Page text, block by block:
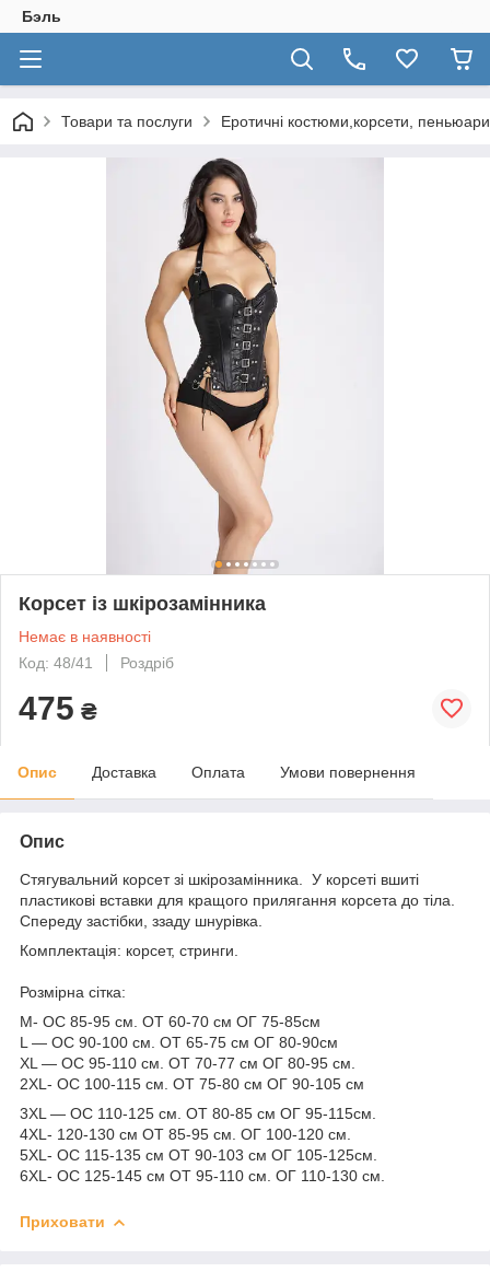
Бэль
Товари та послуги Еротичні костюми,корсети,
Корсет із шкірозамінника
Немає в наявності
Код: 48/41
Роздріб
475 ₴
Опис Доставка Оплата Умови повернення
Опис
Стягувальний корсет зі шкірозамінника. У корсеті вшиті
пластикові вставки для кращого прилягання корсета до тіла.
Спереду застібки, ззаду шнурівка.
Комплектація: корсет, стринги.
Розмірна сітка:
M- ОС 85-95 см. ОТ 60-70 см ОГ 75-85см
L — ОС 90-100 см. ОТ 65-75 см ОГ 80-90см
XL — ОС 95-110 см. ОТ 70-77 см ОГ 80-95 см.
2XL- ОС 100-115 см. ОТ 75-80 см ОГ 90-105 см
3XL — ОС 110-125 см. ОТ 80-85 см ОГ 95-115см.
4XL- 120-130 см ОТ 85-95 см. ОГ 100-120 см.
5XL- ОС 115-135 см ОТ 90-103 см ОГ 105-125см.
6XL- ОС 125-145 см ОТ 95-110 см. ОГ 110-130 см.
Приховати